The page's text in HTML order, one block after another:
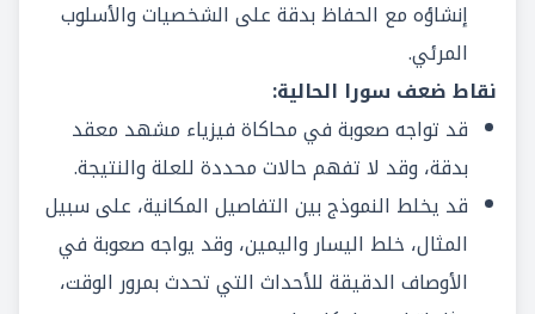
إنشاؤه مع الحفاظ بدقة على الشخصيات والأسلوب
المرئي.
نقاط ضعف سورا الحالية:
قد تواجه صعوبة في محاكاة فيزياء مشهد معقد
بدقة، وقد لا تفهم حالات محددة للعلة والنتيجة.
قد يخلط النموذج بين التفاصيل المكانية، على سبيل
المثال، خلط اليسار واليمين، وقد يواجه صعوبة في
الأوصاف الدقيقة للأحداث التي تحدث بمرور الوقت،